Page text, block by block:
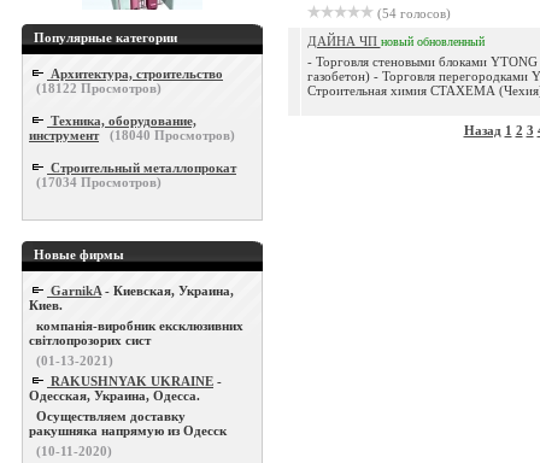
Популярные категории
Архитектура, строительство
(18122 Просмотров)
Техника, оборудование,
инструмент
(18040 Просмотров)
Строительный металлопрокат
(17034 Просмотров)
Новые фирмы
GarnikA - Киевская, Украина,
Киев.
компанія-виробник ексклюзивних
світлопрозорих сист
(01-13-2021)
RAKUSHNYAK UKRAINE -
Одесская, Украина, Одесса.
Осуществляем доставку
ракушняка напрямую из Одесск
(10-11-2020)
(54 голосов)
ДАЙНА ЧП новый обновленный
- Торговля стеновыми блоками YTONG
газобетон) - Торговля перегородками
Строительная химия СТАХЕМА
Назад 1 2 3